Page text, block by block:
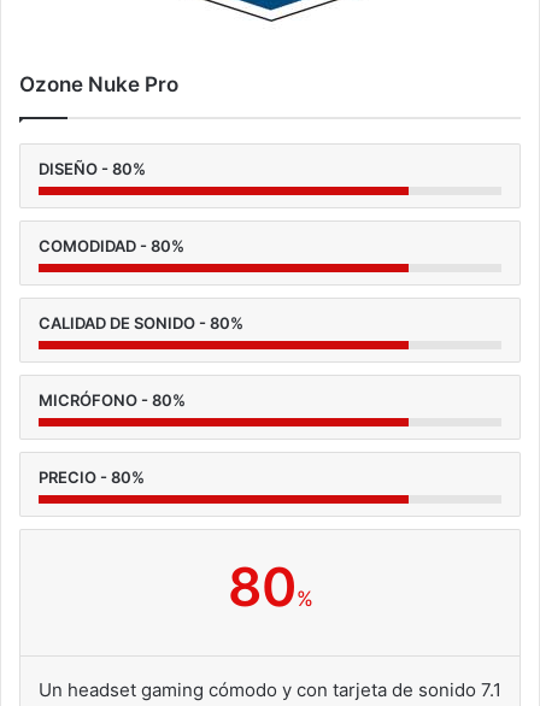
Ozone Nuke Pro
DISEÑO - 80%
COMODIDAD - 80%
CALIDAD DE SONIDO - 80%
MICRÓFONO - 80%
PRECIO - 80%
80%
Un headset gaming cómodo y con tarjeta de sonido 7.1